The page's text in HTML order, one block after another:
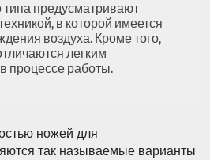
типа предусматривают
в которой имеется
воздуха. Кроме того,
легким
процессе работы.
ножей для
так называемые варианты